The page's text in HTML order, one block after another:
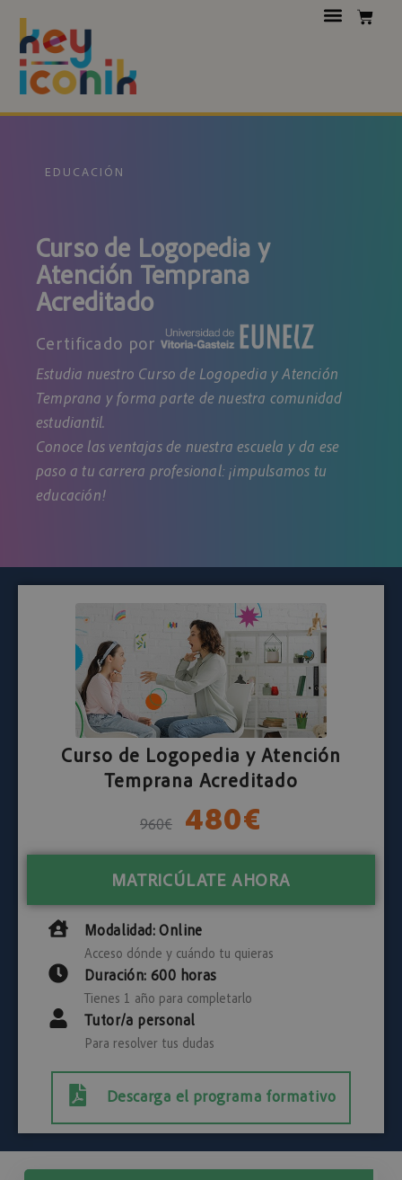
EDUCACIÓN
Curso de Logopedia y
Atención Temprana
Acreditado
Certificado por
Estudia nuestro Curso de Logopedia y Atención
Temprana y forma parte de nuestra comunidad
estudiantil.
Conoce las ventajas de nuestra escuela y da ese
paso a tu carrera profesional: ¡impulsamos tu
educación!
Curso de Logopedia y Atención
Temprana Acreditado
960€ 480€
MATRICÚLATE AHORA
Modalidad: Online
Acceso dónde y cuándo tu quieras
Duración: 600 horas
Tienes 1 año para completarlo
Tutor/a personal
Para resolver tus dudas
Descarga el programa formativo